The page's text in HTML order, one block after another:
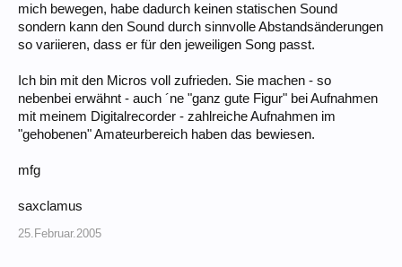
mich bewegen, habe dadurch keinen statischen Sound
sondern kann den Sound durch sinnvolle Abstandsänderungen
so variieren, dass er für den jeweiligen Song passt.
Ich bin mit den Micros voll zufrieden. Sie machen - so
nebenbei erwähnt - auch ´ne "ganz gute Figur" bei Aufnahmen
mit meinem Digitalrecorder - zahlreiche Aufnahmen im
"gehobenen" Amateurbereich haben das bewiesen.
mfg
saxclamus
25.Februar.2005